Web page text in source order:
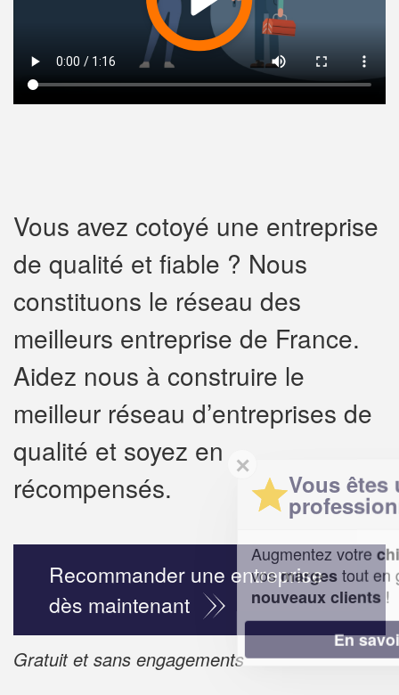
Vous avez cotoyé une entreprise
de qualité et fiable ? Nous
constituons le réseau des
meilleurs entreprise de France.
Aidez nous à construire le
meilleur réseau d’entreprises de
qualité et soyez en
récompensés.
Recommander une entreprise
dès maintenant
Gratuit et sans engagements
✕
Vous êtes un
professionnel ?
Augmentez votrechiffre d'affaires
vosmargestout en gagnant de
nouveaux clients!
En savoir plus